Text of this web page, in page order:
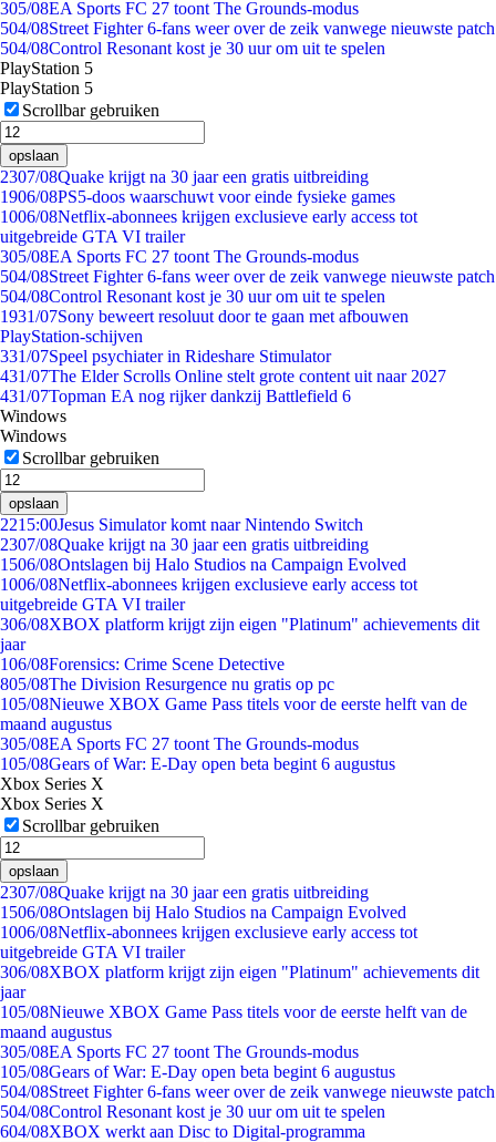
305/08EA Sports FC 27 toont The Grounds-modus
504/08Street Fighter 6-fans weer over de zeik vanwege nieuwste patch
504/08Control Resonant kost je 30 uur om uit te spelen
PlayStation 5
PlayStation 5
Scrollbar gebruiken
opslaan
2307/08Quake krijgt na 30 jaar een gratis uitbreiding
1906/08PS5-doos waarschuwt voor einde fysieke games
1006/08Netflix-abonnees krijgen exclusieve early access tot
uitgebreide GTA VI trailer
305/08EA Sports FC 27 toont The Grounds-modus
504/08Street Fighter 6-fans weer over de zeik vanwege nieuwste patch
504/08Control Resonant kost je 30 uur om uit te spelen
1931/07Sony beweert resoluut door te gaan met afbouwen
PlayStation-schijven
331/07Speel psychiater in Rideshare Stimulator
431/07The Elder Scrolls Online stelt grote content uit naar 2027
431/07Topman EA nog rijker dankzij Battlefield 6
Windows
Windows
Scrollbar gebruiken
opslaan
2215:00Jesus Simulator komt naar Nintendo Switch
2307/08Quake krijgt na 30 jaar een gratis uitbreiding
1506/08Ontslagen bij Halo Studios na Campaign Evolved
1006/08Netflix-abonnees krijgen exclusieve early access tot
uitgebreide GTA VI trailer
306/08XBOX platform krijgt zijn eigen "Platinum" achievements dit
jaar
106/08Forensics: Crime Scene Detective
805/08The Division Resurgence nu gratis op pc
105/08Nieuwe XBOX Game Pass titels voor de eerste helft van de
maand augustus
305/08EA Sports FC 27 toont The Grounds-modus
105/08Gears of War: E-Day open beta begint 6 augustus
Xbox Series X
Xbox Series X
Scrollbar gebruiken
opslaan
2307/08Quake krijgt na 30 jaar een gratis uitbreiding
1506/08Ontslagen bij Halo Studios na Campaign Evolved
1006/08Netflix-abonnees krijgen exclusieve early access tot
uitgebreide GTA VI trailer
306/08XBOX platform krijgt zijn eigen "Platinum" achievements dit
jaar
105/08Nieuwe XBOX Game Pass titels voor de eerste helft van de
maand augustus
305/08EA Sports FC 27 toont The Grounds-modus
105/08Gears of War: E-Day open beta begint 6 augustus
504/08Street Fighter 6-fans weer over de zeik vanwege nieuwste patch
504/08Control Resonant kost je 30 uur om uit te spelen
604/08XBOX werkt aan Disc to Digital-programma